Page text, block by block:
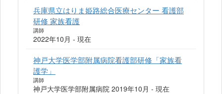
兵庫県立はりま姫路総合医療センター 看護部
研修 家族看護
講師
2022年10月 - 現在
神戸大学医学部附属病院看護部研修「家族看
護学」
講師
神戸大学医学部附属病院 2019年10月 - 現在